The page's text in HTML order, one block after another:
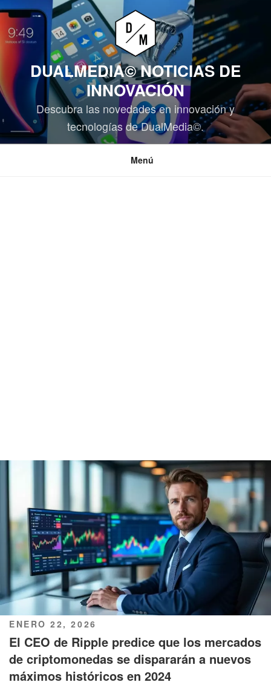
Saltar
contenido
DUALMEDIA© NOTICIAS DE
INNOVACIÓN
Descubra las novedades en innovación y
tecnologías de DualMedia©.
Menú
PUBLICADO
EL
ENERO 22, 2026
El CEO de Ripple predice que los mercados
de criptomonedas se dispararán a nuevos
máximos históricos en 2024